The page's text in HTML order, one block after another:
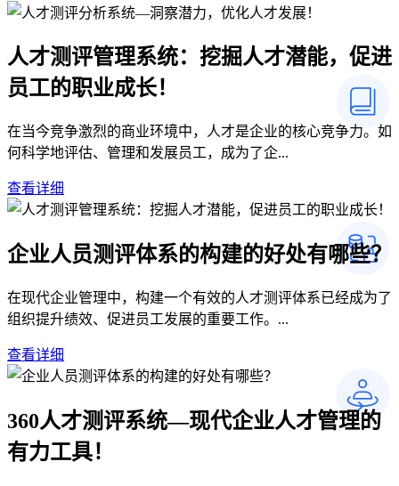
人才测评管理系统：挖掘人才潜能，促进
员工的职业成长！
在当今竞争激烈的商业环境中，人才是企业的核心竞争力。如
何科学地评估、管理和发展员工，成为了企...
查看详细
企业人员测评体系的构建的好处有哪些？
在现代企业管理中，构建一个有效的人才测评体系已经成为了
组织提升绩效、促进员工发展的重要工作。...
查看详细
360人才测评系统—现代企业人才管理的
有力工具！